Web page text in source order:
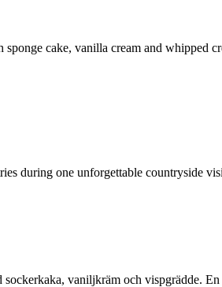
cake, vanilla cream and whipped
during one unforgettable countryside
sockerkaka, vaniljkräm och vispgrädde.